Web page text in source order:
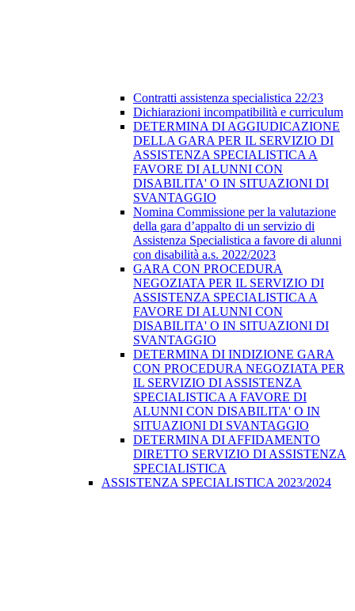
Contratti assistenza specialistica 22/23
Dichiarazioni incompatibilità e curriculum
DETERMINA DI AGGIUDICAZIONE
DELLA GARA PER IL SERVIZIO DI
ASSISTENZA SPECIALISTICA A
FAVORE DI ALUNNI CON
DISABILITA' O IN SITUAZIONI DI
SVANTAGGIO
Nomina Commissione per la valutazione
della gara d’appalto di un servizio di
Assistenza Specialistica a favore di alunni
con disabilità a.s. 2022/2023
GARA CON PROCEDURA
NEGOZIATA PER IL SERVIZIO DI
ASSISTENZA SPECIALISTICA A
FAVORE DI ALUNNI CON
DISABILITA' O IN SITUAZIONI DI
SVANTAGGIO
DETERMINA DI INDIZIONE GARA
CON PROCEDURA NEGOZIATA PER
IL SERVIZIO DI ASSISTENZA
SPECIALISTICA A FAVORE DI
ALUNNI CON DISABILITA' O IN
SITUAZIONI DI SVANTAGGIO
DETERMINA DI AFFIDAMENTO
DIRETTO SERVIZIO DI ASSISTENZA
SPECIALISTICA
ASSISTENZA SPECIALISTICA 2023/2024